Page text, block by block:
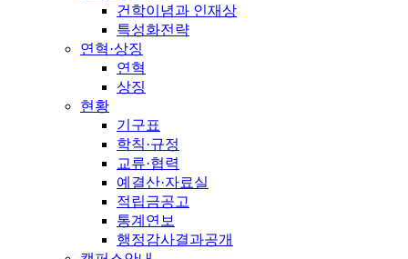
건학이념과 인재상
특성화전략
연혁·상징
연혁
상징
현황
기구표
학칙·규정
교류·협력
예결산·자료실
적립금공고
통계연보
행정감사결과공개